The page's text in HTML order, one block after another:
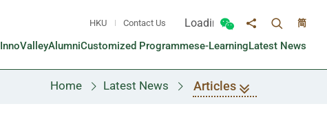
HKU Contact Us Loading...
Toggle Wechat panel
Share toToggle
简
InnoValleyAlumniCustomized Programmese-LearningLatest News
Home Latest News Articles